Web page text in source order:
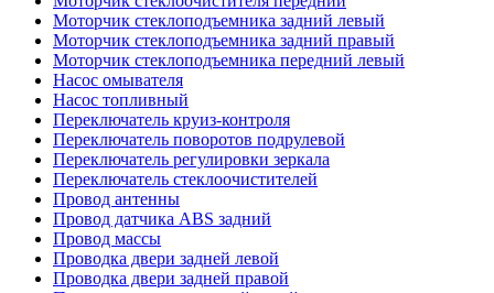
Моторчик стеклоподъемника задний левый
Моторчик стеклоподъемника задний правый
Моторчик стеклоподъемника передний левый
Насос омывателя
Насос топливный
Переключатель круиз-контроля
Переключатель поворотов подрулевой
Переключатель регулировки зеркала
Переключатель стеклоочистителей
Провод антенны
Провод датчика ABS задний
Провод массы
Проводка двери задней левой
Проводка двери задней правой